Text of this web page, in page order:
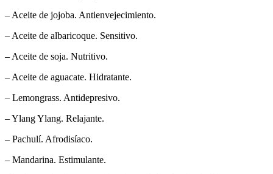
– Aceite de jojoba. Antienvejecimiento.
– Aceite de albaricoque. Sensitivo.
– Aceite de soja. Nutritivo.
– Aceite de aguacate. Hidratante.
– Lemongrass. Antidepresivo.
– Ylang Ylang. Relajante.
– Pachulí. Afrodisíaco.
– Mandarina. Estimulante.